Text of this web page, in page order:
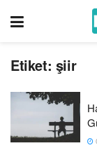
Etiket: şiir